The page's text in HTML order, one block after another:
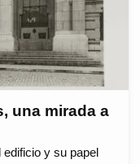
una mirada a
y su papel